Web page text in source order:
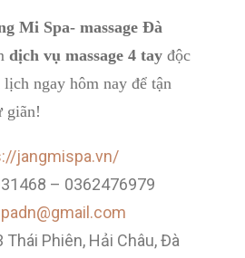
Mi Spa- massage Đà
dịch vụ massage 4 tay độc
ngay hôm nay để tận
giãn!
jangmispa.vn/
– 0362476979
Thái Phiên, Hải Châu, Đà